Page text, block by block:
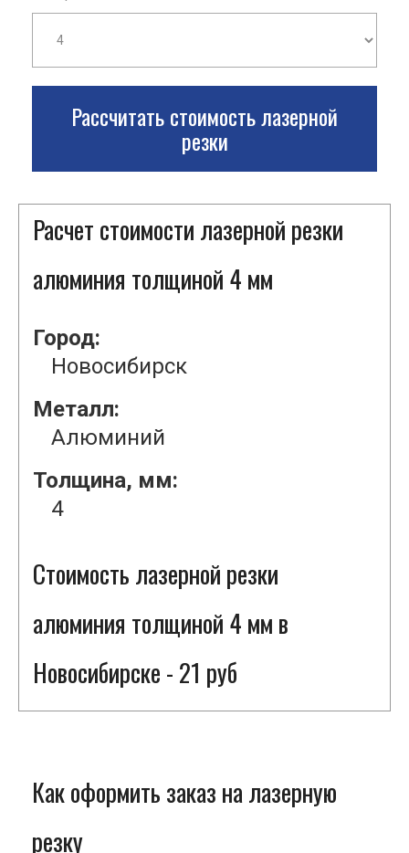
Рассчитать стоимость лазерной
резки
Расчет стоимости лазерной резки
алюминия толщиной 4 мм
Город:
Новосибирск
Металл:
Алюминий
Толщина, мм:
4
Стоимость лазерной резки
алюминия толщиной 4 мм в
Новосибирске - 21 руб
Как оформить заказ на лазерную
резку